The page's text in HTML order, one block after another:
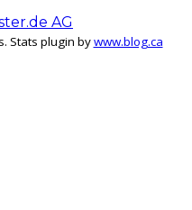
AG
Stats plugin bywww.blog.ca